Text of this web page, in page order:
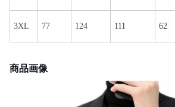
3XL 77 124 111 62
商品画像